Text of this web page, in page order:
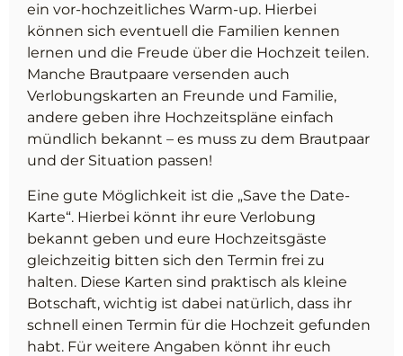
ein vor-hochzeitliches Warm-up. Hierbei
können sich eventuell die Familien kennen
lernen und die Freude über die Hochzeit teilen.
Manche Brautpaare versenden auch
Verlobungskarten an Freunde und Familie,
andere geben ihre Hochzeitspläne einfach
mündlich bekannt – es muss zu dem Brautpaar
und der Situation passen!
Eine gute Möglichkeit ist die „Save the Date-
Karte“. Hierbei könnt ihr eure Verlobung
bekannt geben und eure Hochzeitsgäste
gleichzeitig bitten sich den Termin frei zu
halten. Diese Karten sind praktisch als kleine
Botschaft, wichtig ist dabei natürlich, dass ihr
schnell einen Termin für die Hochzeit gefunden
habt. Für weitere Angaben könnt ihr euch